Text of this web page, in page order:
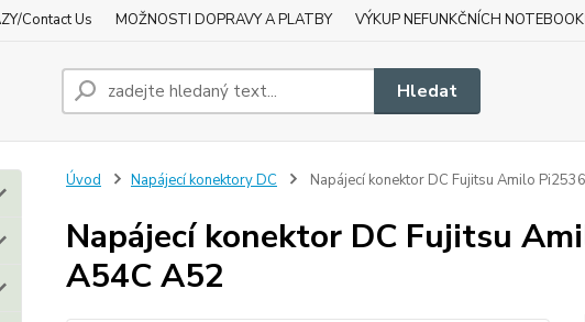
Contact Us MOŽNOSTI DOPRAVY A PLATBY VÝKUP NEFUNKČNÍCH
Hledat
Úvod Napájecí konektory DC Napájecí konektor DC Fujitsu Amilo
Napájecí konektor DC Fujitsu
A54C A52